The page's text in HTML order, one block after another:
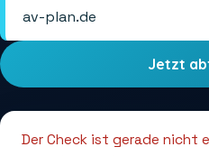
Jetzt
Der Check ist gerade nicht